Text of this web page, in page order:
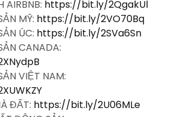
AIRBNB: https://bit.ly/2QgakUl
MỸ: https://bit.ly/2VO70Bq
ÚC: https://bit.ly/2SVa6Sn
CANADA:
VIỆT NAM:
ĐẤT: https://bit.ly/2U06MLe